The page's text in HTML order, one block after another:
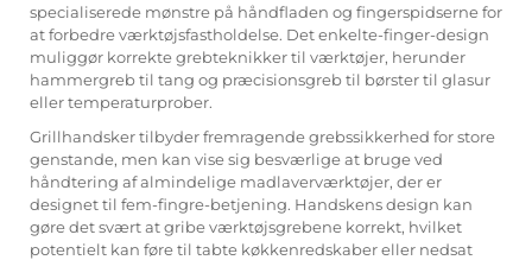
specialiserede mønstre på håndfladen og fingerspidserne for
at forbedre værktøjsfastholdelse. Det enkelte-finger-design
muliggør korrekte grebteknikker til værktøjer, herunder
hammergreb til tang og præcisionsgreb til børster til glasur
eller temperaturprober.
Grillhandsker tilbyder fremragende grebssikkerhed for store
genstande, men kan vise sig besværlige at bruge ved
håndtering af almindelige madlaverværktøjer, der er
designet til fem-fingre-betjening. Handskens design kan
gøre det svært at gribe værktøjsgrebene korrekt, hvilket
potentielt kan føre til tabte køkkenredskaber eller nedsat